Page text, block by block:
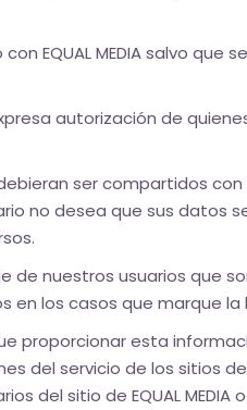
EQUAL MEDIA salvo que
autorización de
ser compartidos
no desea que sus datos
de nuestros usuarios que
en los casos que marque la
proporcionar esta
servicio de los sitios de
del sitio de EQUAL MEDIA